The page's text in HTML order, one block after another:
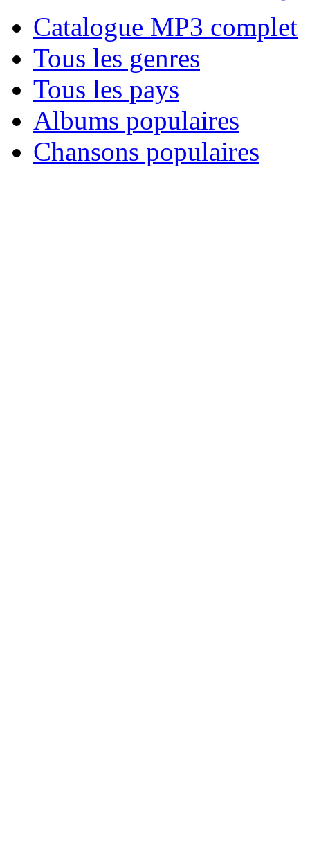
Catalogue MP3 complet
Tous les genres
Tous les pays
Albums populaires
Chansons populaires